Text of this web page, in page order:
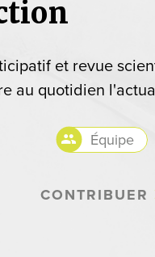
et revue
au quotidien
Équipe
CONTRIBUER